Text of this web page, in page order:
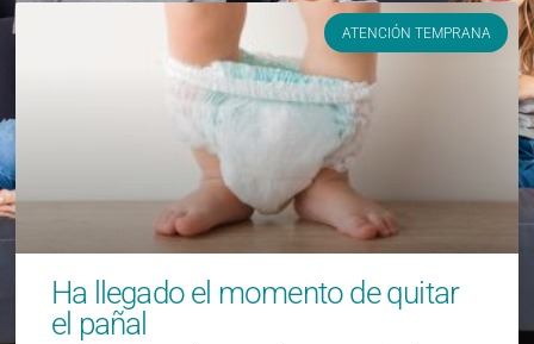
ATENCIÓN TEMPRANA
Ha llegado el momento de quitar
el pañal